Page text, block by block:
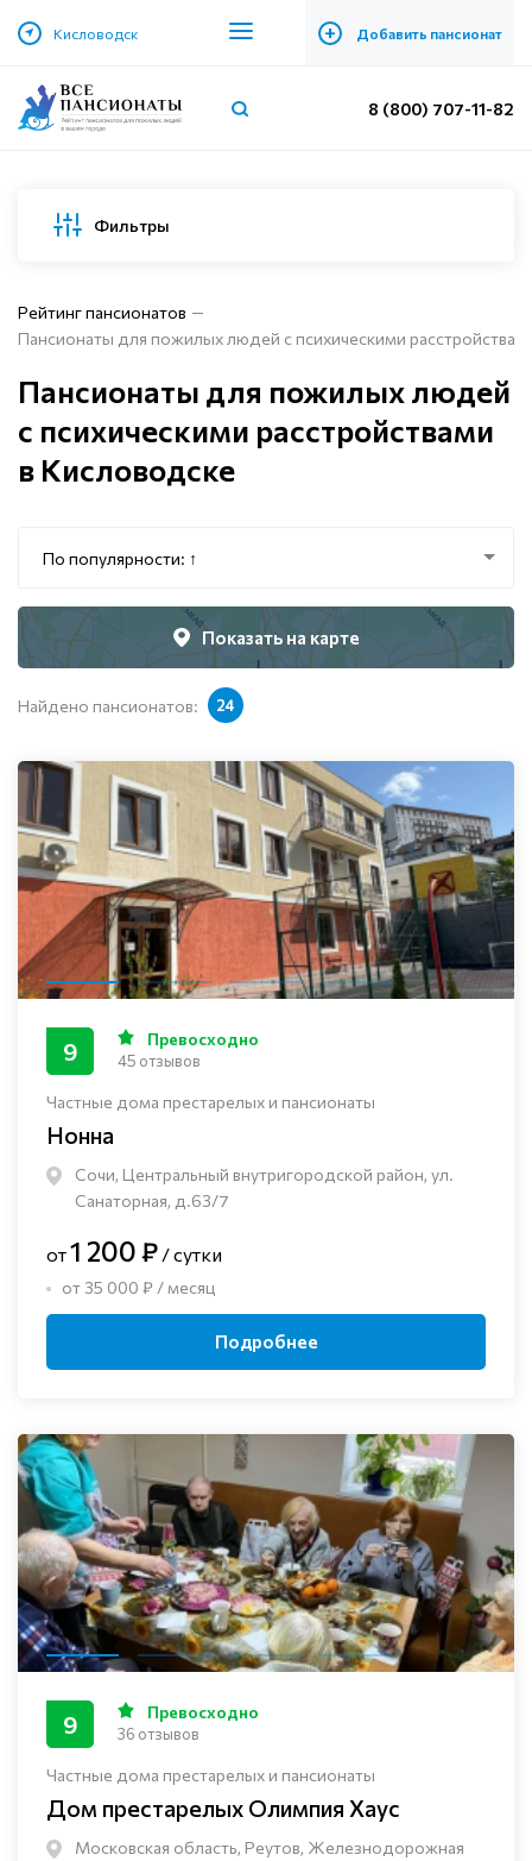
Кисловодск + Добавить пансионат
8 (800) 707-11-82
Фильтры
Рейтинг пансионатов
Пансионаты для пожилых людей с психическими
Пансионаты для пожилых людей
с психическими расстройствами
в Кисловодске
По популярности: ↑
Показать на карте
Найдено пансионатов: 24
Частные дома престарелых и пансионаты
Нонна
Сочи, Центральный внутригородской район, ул.
Санаторная, д.63/7
9 Превосходно
45 отзывов
от1 200 ₽ / сутки
от 35 000 ₽ / месяц
Подробнее
Частные дома престарелых и пансионаты
Дом престарелых Олимпия Хаус
Московская область, Реутов, Железнодорожная
9 Превосходно
36 отзывов